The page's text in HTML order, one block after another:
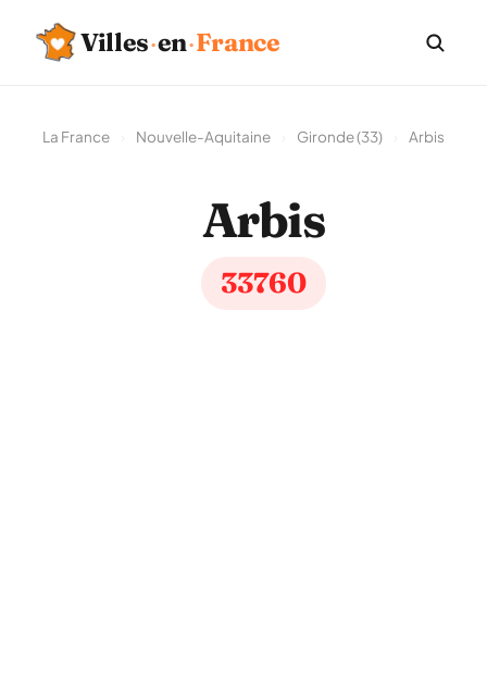
Villes·en·France
La France Nouvelle-Aquitaine Gironde (33) Arbis
Arbis
33760